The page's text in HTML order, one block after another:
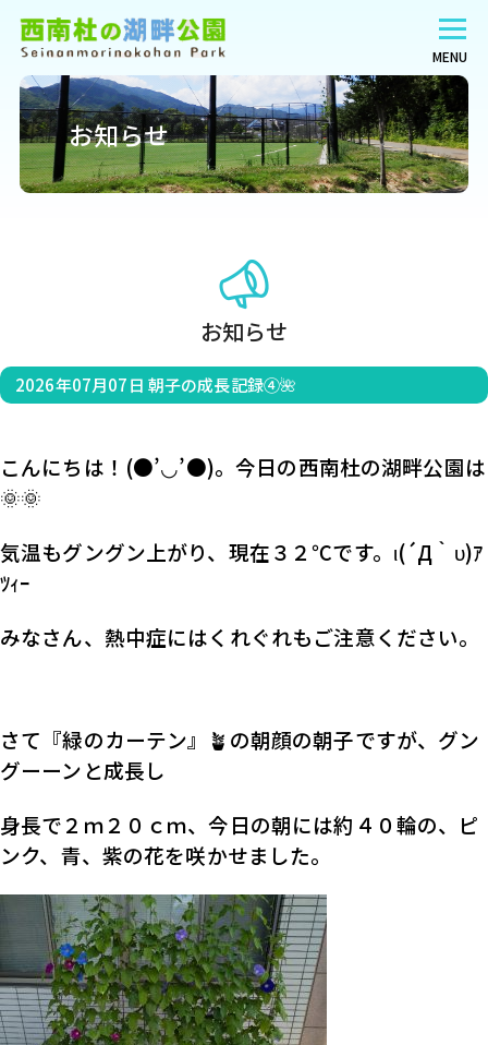
MENU
お知らせ
お知らせ
2026年07月07日 朝子の成長記録④🌺
こんにちは！(●’◡’●)。今日の西南杜の湖畔公園は
🌞🌞
気温もグングン上がり、現在３２℃です。ι(´Д｀υ)ｱ
ﾂｨｰ
みなさん、熱中症にはくれぐれもご注意ください。
さて『緑のカーテン』🪴の朝顔の朝子ですが、グン
グーーンと成長し
身長で２ｍ２０ｃｍ、今日の朝には約４０輪の、ピ
ンク、青、紫の花を咲かせました。